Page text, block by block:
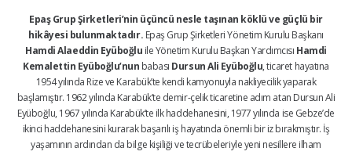
Epaş Grup Şirketleri’nin üçüncü nesle taşınan köklü ve güçlü bir
hikâyesi bulunmaktadır. Epaş Grup Şirketleri Yönetim Kurulu Başkanı
Hamdi Alaeddin Eyüboğlu ile Yönetim Kurulu Başkan Yardımcısı Hamdi
Kemalettin Eyüboğlu’nun babası Dursun Ali Eyüboğlu, ticaret hayatına
1954 yılında Rize ve Karabük’te kendi kamyonuyla nakliyecilik yaparak
başlamıştır. 1962 yılında Karabük’te demir-çelik ticaretine adım atan Dursun Ali
Eyüboğlu, 1967 yılında Karabük’te ilk haddehanesini, 1977 yılında ise Gebze’de
ikinci haddehanesini kurarak başarılı iş hayatında önemli bir iz bırakmıştır. İş
yaşamının ardından da bilge kişiliği ve tecrübeleriyle yeni nesillere ilham